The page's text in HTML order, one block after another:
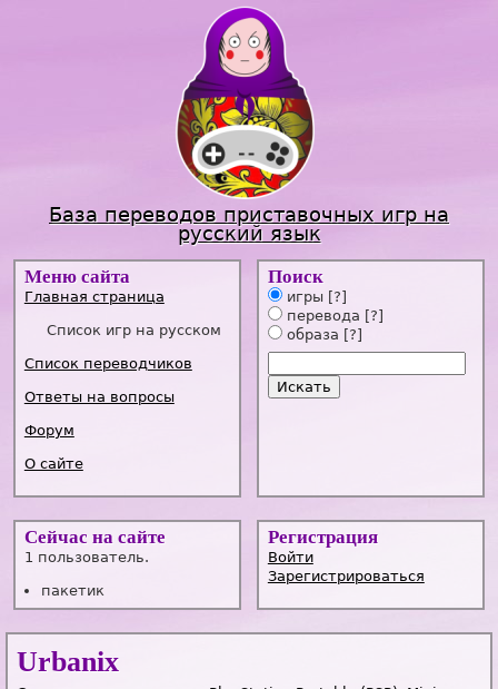
Jump to navigation
База переводов приставочных игр на
русский язык
Меню сайта
Главная страница
Список игр на русском
Список переводчиков
Ответы на вопросы
Форум
О сайте
Поиск
игры [?]
перевода [?]
образа [?]
Сейчас на сайте
1 пользователь.
пакетик
Регистрация
Войти
Зарегистрироваться
Urbanix